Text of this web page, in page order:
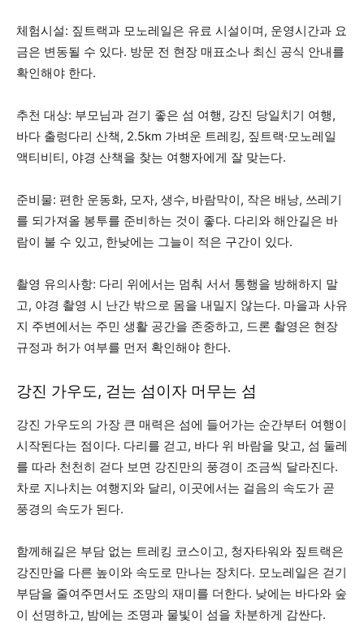
체험시설: 짚트랙과 모노레일은 유료 시설이며, 운영시간과 요
금은 변동될 수 있다. 방문 전 현장 매표소나 최신 공식 안내를
확인해야 한다.
추천 대상: 부모님과 걷기 좋은 섬 여행, 강진 당일치기 여행,
바다 출렁다리 산책, 2.5km 가벼운 트레킹, 짚트랙·모노레일
액티비티, 야경 산책을 찾는 여행자에게 잘 맞는다.
준비물: 편한 운동화, 모자, 생수, 바람막이, 작은 배낭, 쓰레기
를 되가져올 봉투를 준비하는 것이 좋다. 다리와 해안길은 바
람이 불 수 있고, 한낮에는 그늘이 적은 구간이 있다.
촬영 유의사항: 다리 위에서는 멈춰 서서 통행을 방해하지 말
고, 야경 촬영 시 난간 밖으로 몸을 내밀지 않는다. 마을과 사유
지 주변에서는 주민 생활 공간을 존중하고, 드론 촬영은 현장
규정과 허가 여부를 먼저 확인해야 한다.
강진 가우도, 걷는 섬이자 머무는 섬
강진 가우도의 가장 큰 매력은 섬에 들어가는 순간부터 여행이
시작된다는 점이다. 다리를 걷고, 바다 위 바람을 맞고, 섬 둘레
를 따라 천천히 걷다 보면 강진만의 풍경이 조금씩 달라진다.
차로 지나치는 여행지와 달리, 이곳에서는 걸음의 속도가 곧
풍경의 속도가 된다.
함께해길은 부담 없는 트레킹 코스이고, 청자타워와 짚트랙은
강진만을 다른 높이와 속도로 만나는 장치다. 모노레일은 걷기
부담을 줄여주면서도 조망의 재미를 더한다. 낮에는 바다와 숲
이 선명하고, 밤에는 조명과 물빛이 섬을 차분하게 감싼다.